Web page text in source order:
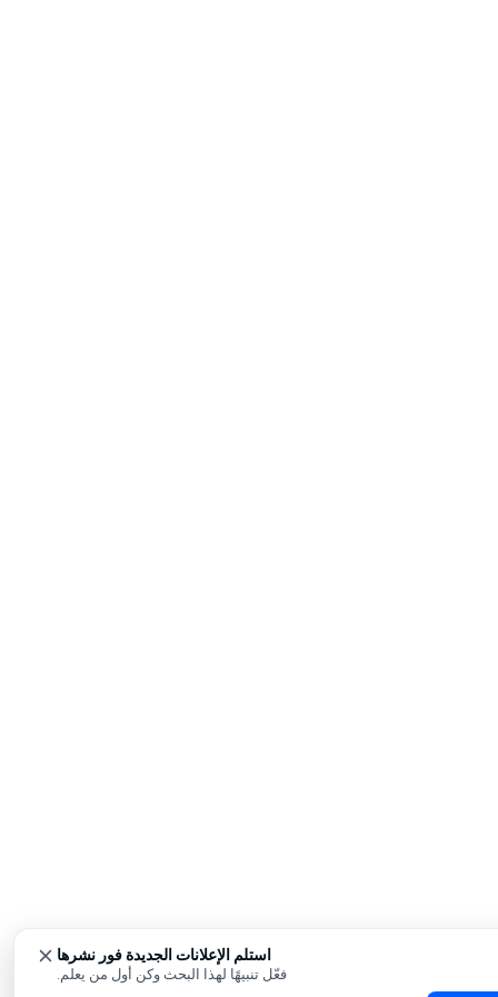
استلم الإعلانات الجديدة فور نشرها
فعّل تنبيهًا لهذا البحث وكن أول من يعلم.